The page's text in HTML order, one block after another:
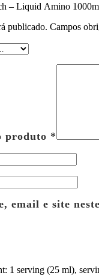
– Liquid Amino
publicado. Campos
produto *
email e site
1 serving (25 ml),